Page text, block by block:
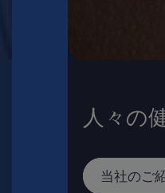
STORZ
人々の
当社のご